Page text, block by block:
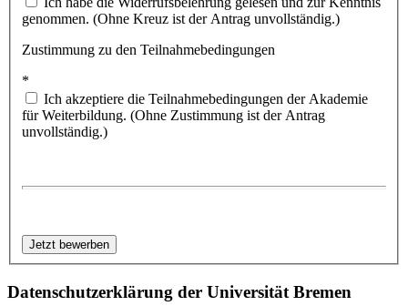
genommen. (Ohne Kreuz ist der Antrag unvollständig.)
Zustimmung zu den Teilnahmebedingungen
*
für Weiterbildung. (Ohne Zustimmung ist der Antrag
unvollständig.)
Datenschutzerklärung der Universität Bremen